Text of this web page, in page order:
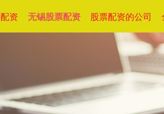
资 无锡股票配资 股票配资的公司